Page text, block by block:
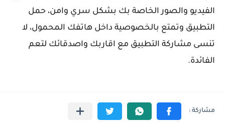
الفيديو والصور الخاصة بك بشكل سري وامن، حمل
التطبيق وتمتع بالخصوصية داخل هاتفك المحمول، لا
تنسى مشاركة التطبيق مع اقاربك واصدقائك لتعم
الفائدة.